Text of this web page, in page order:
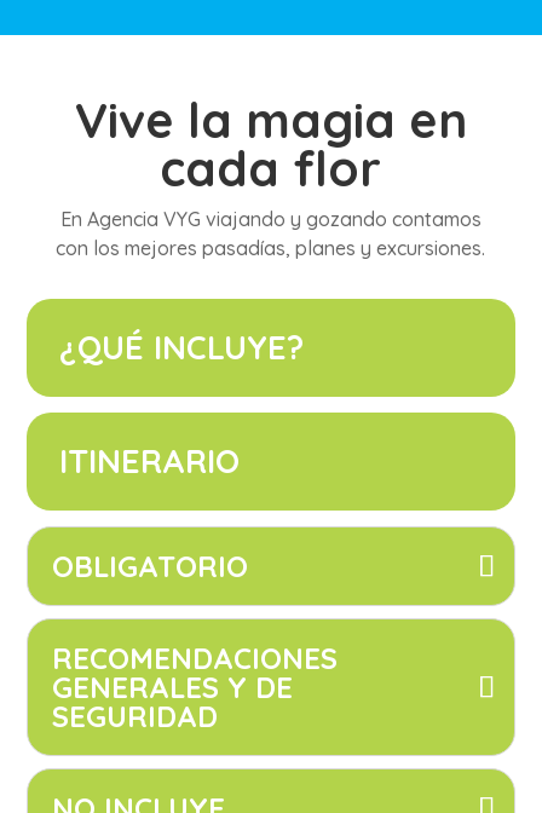
Vive la magia en
cada flor
En Agencia VYG viajando y gozando contamos
con los mejores pasadías, planes y excursiones.
¿QUÉ INCLUYE?
ITINERARIO
OBLIGATORIO
RECOMENDACIONES
GENERALES Y DE
SEGURIDAD